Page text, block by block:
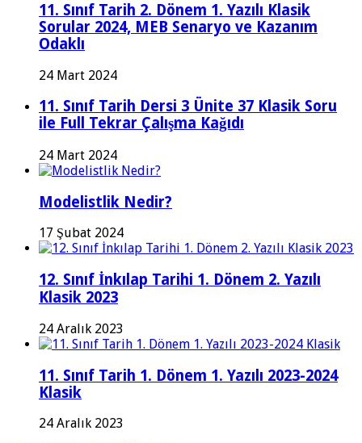
11. Sınıf Tarih 2. Dönem 1. Yazılı Klasik
Sorular 2024, MEB Senaryo ve Kazanım
Odaklı
24 Mart 2024
11. Sınıf Tarih Dersi 3 Ünite 37 Klasik Soru
ile Full Tekrar Çalışma Kağıdı
24 Mart 2024
Modelistlik Nedir?
17 Şubat 2024
12. Sınıf İnkılap Tarihi 1. Dönem 2. Yazılı
Klasik 2023
24 Aralık 2023
11. Sınıf Tarih 1. Dönem 1. Yazılı 2023-2024
Klasik
24 Aralık 2023